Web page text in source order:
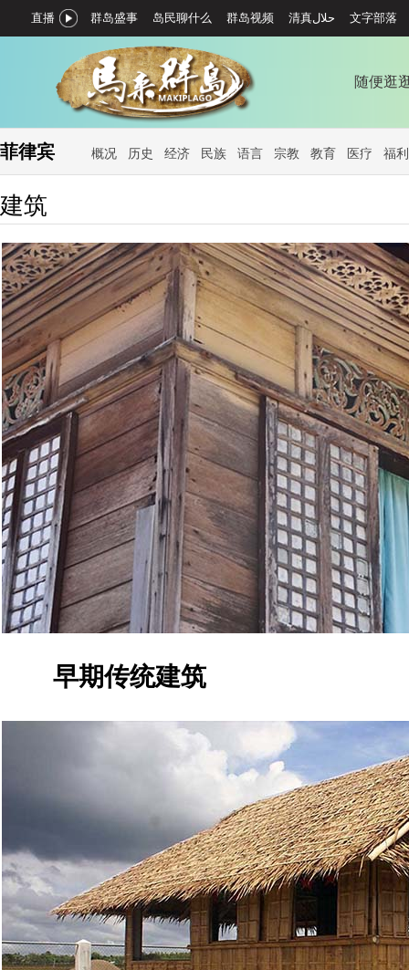
直播 群岛盛事 岛民聊什么 群岛视频 文字部落
随便逛
菲律宾 概况 历史 经济 民族 语言 宗教 教育 医疗 福利
建筑
早期传统建筑